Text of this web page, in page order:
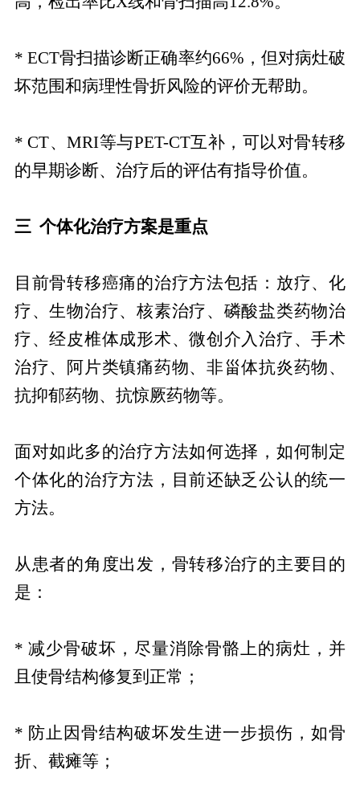
* ECT骨扫描诊断正确率约66%，但对病灶破
坏范围和病理性骨折风险的评价无帮助。
* CT、MRI等与PET-CT互补，可以对骨转移
的早期诊断、治疗后的评估有指导价值。
三 个体化治疗方案是重点
目前骨转移癌痛的治疗方法包括：放疗、化
疗、生物治疗、核素治疗、磷酸盐类药物治
疗、经皮椎体成形术、微创介入治疗、手术
治疗、阿片类镇痛药物、非甾体抗炎药物、
抗抑郁药物、抗惊厥药物等。
面对如此多的治疗方法如何选择，如何制定
个体化的治疗方法，目前还缺乏公认的统一
方法。
从患者的角度出发，骨转移治疗的主要目的
是：
* 减少骨破坏，尽量消除骨骼上的病灶，并
且使骨结构修复到正常；
* 防止因骨结构破坏发生进一步损伤，如骨
折、截瘫等；